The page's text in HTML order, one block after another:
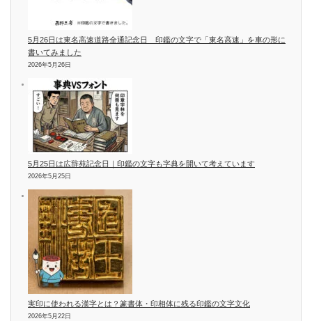
5月26日は東名高速道路全通記念日 印鑑の文字で「東名高速」を車の形に
書いてみました
2026年5月26日
5月25日は広辞苑記念日｜印鑑の文字も字典を開いて考えています
2026年5月25日
実印に使われる漢字とは？篆書体・印相体に残る印鑑の文字文化
2026年5月22日